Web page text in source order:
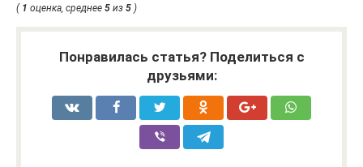
( 1 оценка, среднее 5 из 5 )
Понравилась статья? Поделиться с
друзьями: